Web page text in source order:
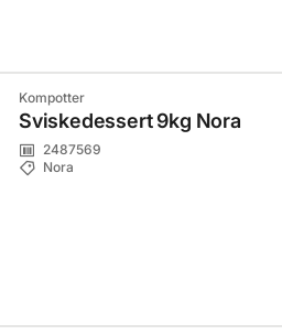
Kompotter
Sviskedessert 9kg Nora
2487569
Nora